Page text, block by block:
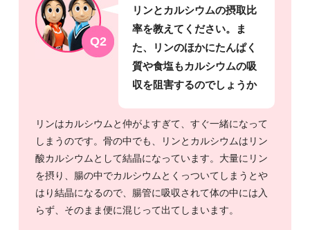
Q2
リンとカルシウムの摂取比
率を教えてください。ま
た、リンのほかにたんぱく
質や食塩もカルシウムの吸
収を阻害するのでしょうか
リンはカルシウムと仲がよすぎて、すぐ一緒になって
しまうのです。骨の中でも、リンとカルシウムはリン
酸カルシウムとして結晶になっています。大量にリン
を摂り、腸の中でカルシウムとくっついてしまうとや
はり結晶になるので、腸管に吸収されて体の中には入
らず、そのまま便に混じって出てしまいます。